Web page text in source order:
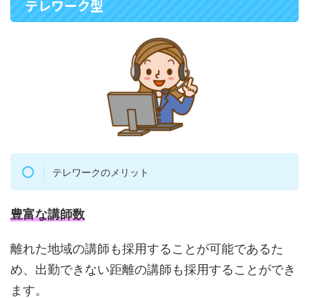
テレワーク型
テレワークのメリット
豊富な講師数
離れた地域の講師も採用することが可能であるた
め、出勤できない距離の講師も採用することができ
ます。